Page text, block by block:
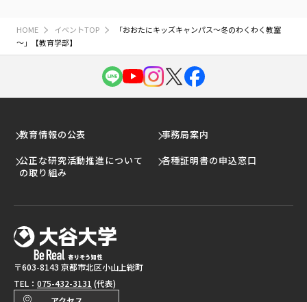
HOME イベントTOP
「おおたにキッズキャンパス～冬のわくわく教室
～」【教育学部】
教育情報の公表
事務局案内
公正な研究活動推進について
の取り組み
各種証明書の申込窓口
〒603-8143 京都市北区小山上総町
TEL： 075-432-3131 (代表)